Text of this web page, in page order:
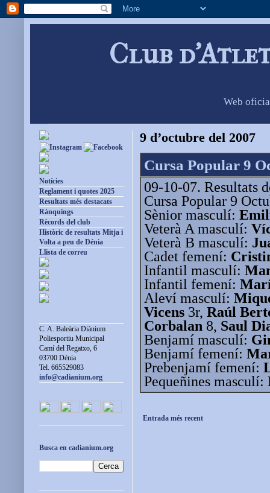
Club
Web
9 d’octubre del 2007
Cursa Popular 9
09-10-07. Resultats
Cursa Popular 9
Sènior masculí:
Veterà A masculí:
Veterà B masculí:
Cadet femení:
Infantil masculí:
Infantil femení:
Aleví masculí:
Vicens 3r, Raúl
Corbalan 8, Saul
Benjamí masculí:
Benjamí femení:
Prebenjamí femení:
Pequeñines masculí:
Entrada més recent
Notícies
Reglament i quotes 2025
Resultats més destacats
Rànquings
Rècords del club
Històric de resultats Mitja i
Volta a peu de Dénia
Llista de correu
C. A. Baleària Diànium
Poliesportiu Municipal
Camí del Regatxo, 6
03700 Dénia
Tel. 665529083
info@cadianium.org
Busca en cadianium.org